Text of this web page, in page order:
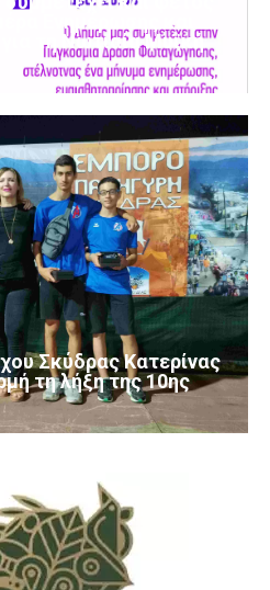
Ενημέρωσης και
τη Νωτιαία Μυϊκή
Σκύδρας Κατερίνας
τη λήξη της 10ης